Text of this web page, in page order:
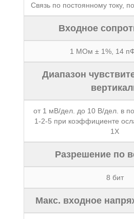
Связь по постоянному току,
Входное
1 МОм ± 1%, 14
Диапазон
от 1 мВ/дел. до 10 В/дел. в
1-2-5 при коэффициенте
1X
Разрешение по
8 бит
Макс. входное